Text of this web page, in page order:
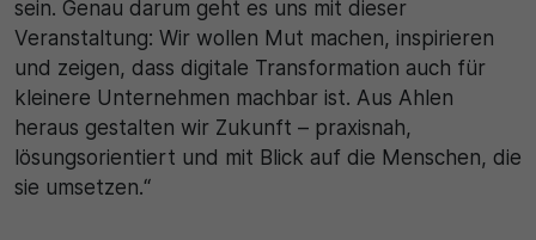
sein. Genau darum geht es uns mit dieser
Veranstaltung: Wir wollen Mut machen, inspirieren
und zeigen, dass digitale Transformation auch für
kleinere Unternehmen machbar ist. Aus Ahlen
heraus gestalten wir Zukunft – praxisnah,
lösungsorientiert und mit Blick auf die Menschen, die
sie umsetzen.“